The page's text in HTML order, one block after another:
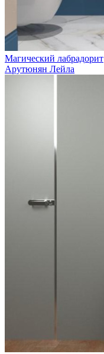
Магический лабрадорит
Арутюнян Лейла